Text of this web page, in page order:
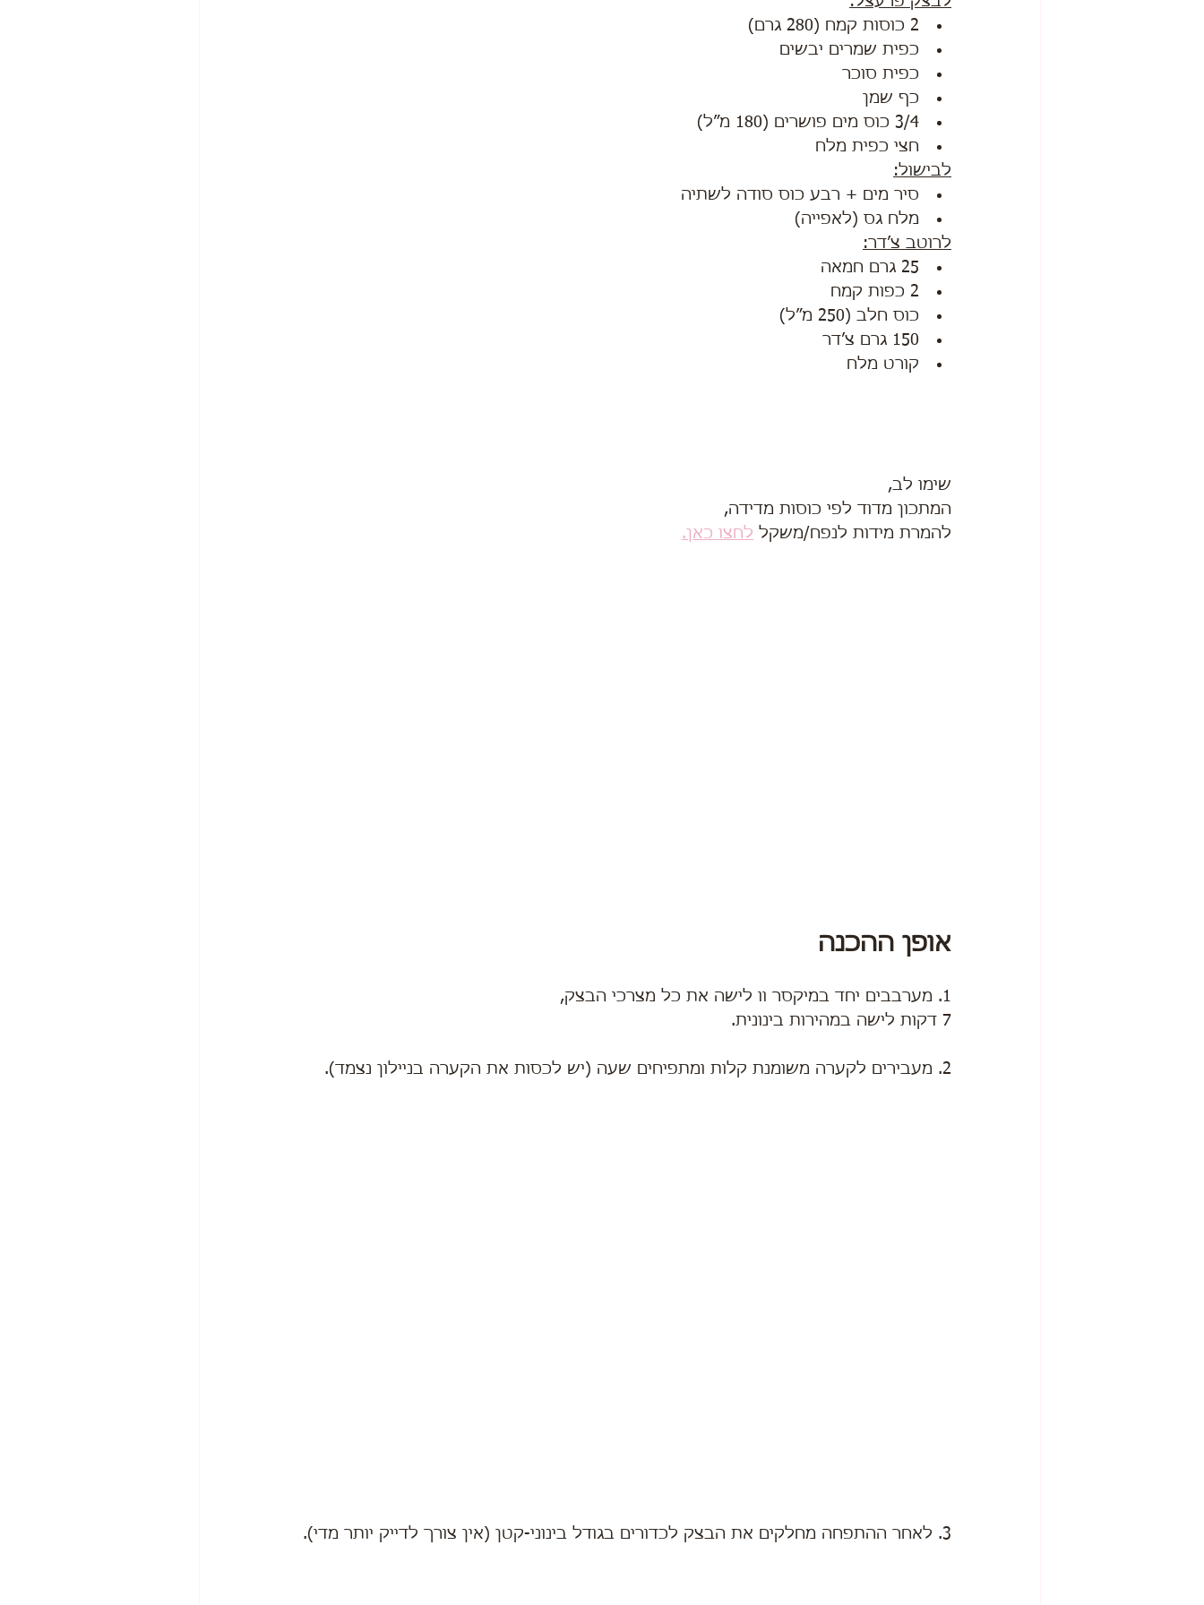
2 כוסות קמח (280 גרם)
כפית שמרים יבשים
כפית סוכר
כף שמן
3/4 כוס מים פושרים (180 מ״ל)
חצי כפית מלח
לבישול:
סיר מים + רבע כוס סודה לשתיה
מלח גס (לאפייה)
לרוטב צ׳דר:
25 גרם חמאה
2 כפות קמח
כוס חלב (250 מ״ל)
150 גרם צ׳דר
קורט מלח
שימו לב,
המתכון מדוד לפי כוסות מדידה,
להמרת מידות לנפח/משקל לחצו כאן.
אופן ההכנה
1. מערבבים יחד במיקסר וו לישה את כל מצרכי הבצק,
7 דקות לישה במהירות בינונית.
2. מעבירים לקערה משומנת קלות ומתפיחים שעה (יש לכסות את הקערה בניילון נצמד).
3. לאחר ההתפחה מחלקים את הבצק לכדורים בגודל בינוני-קטן (אין צורך לדייק יותר מדי).